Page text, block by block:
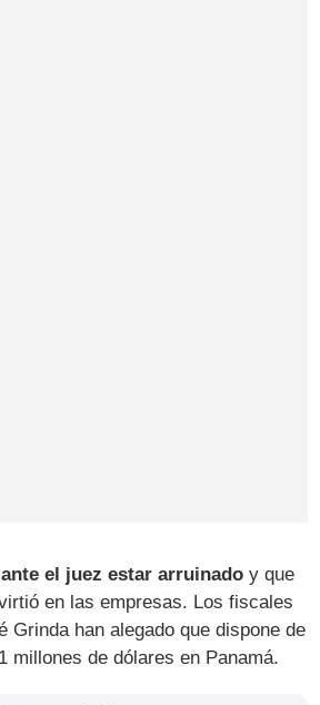
el juez estar arruinado y que
en las empresas. Los fiscales
Grinda han alegado que dispone de
millones de dólares en Panamá.